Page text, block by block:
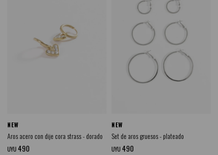
NEW
Aros acero con dije cora strass - dorado
UYU 490
NEW
Set de aros gruesos - plateado
UYU 490